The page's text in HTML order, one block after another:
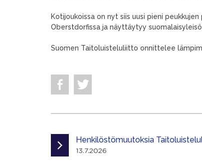
Kotijoukoissa on nyt siis uusi pieni
Oberstdorfissa ja näyttäytyy
Suomen Taitoluisteluliitto onnittelee
Henkilöstömuutoksia
13.7.2026